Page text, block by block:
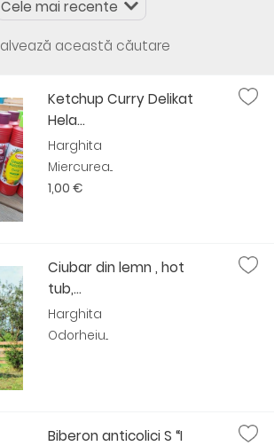
această căutare
Ketchup Curry Delikat
Hela...
Harghita
Miercurea...
1,00 €
Ciubar din lemn , hot
tub,...
Harghita
Odorheiu...
Biberon anticolici S “I